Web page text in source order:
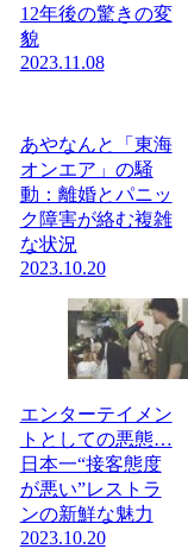
12年後の驚きの変
貌
2023.11.08
あやなんと「東海
オンエア」の騒
動：離婚とパニッ
ク障害が絡む複雑
な状況
2023.10.20
エンターテイメン
トとしての悪態…
日本一“接客態度
が悪い”レストラ
ンの新鮮な魅力
2023.10.20